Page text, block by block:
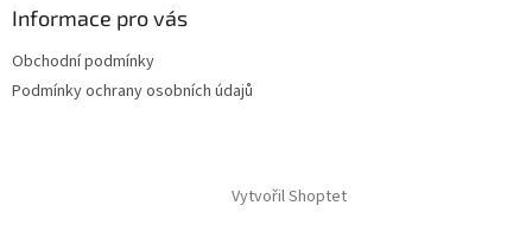
Informace pro vás
Obchodní podmínky
Podmínky ochrany osobních údajů
Vytvořil Shoptet